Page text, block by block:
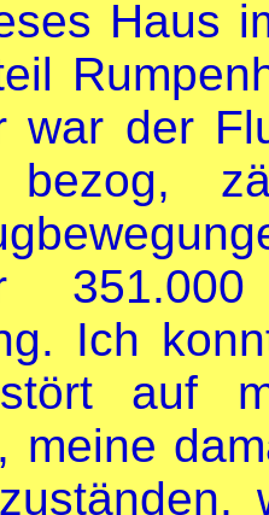
Haus
war der
bezog,
Ich
auf
meine